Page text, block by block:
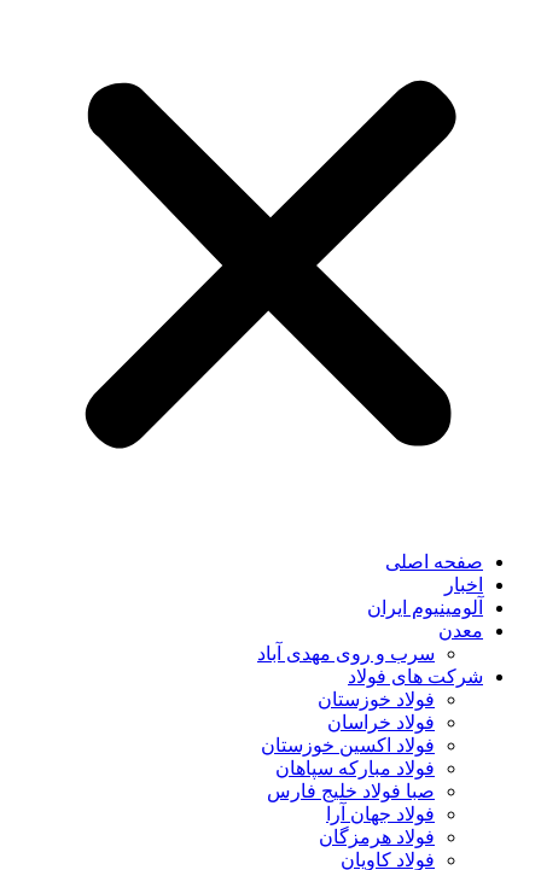
صفحه اصلی
اخبار
آلومینیوم ایران
معدن
سرب و روی مهدی آباد
شرکت های فولاد
فولاد خوزستان
فولاد خراسان
فولاد اکسین خوزستان
فولاد مبارکه سپاهان
صبا فولاد خلیج فارس
فولاد جهان آرا
فولاد هرمزگان
فولاد کاویان